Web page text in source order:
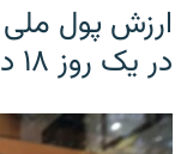
ارزش پول ملی
در یک روز ۱۸ درصد سقوط کرد